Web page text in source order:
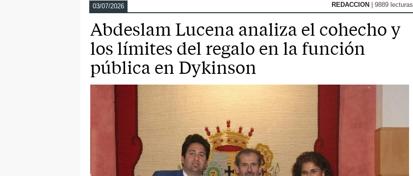
03/07/2026 REDACCION | 9889 lecturas
Abdeslam Lucena analiza el cohecho y
los límites del regalo en la función
pública en Dykinson